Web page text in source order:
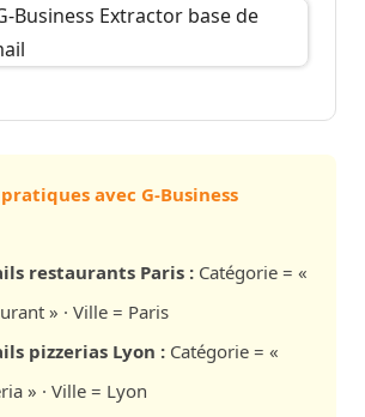
avec G-Business
restaurants Paris : Catégorie = «
» · Ville = Paris
pizzerias Lyon : Catégorie = «
» · Ville = Lyon